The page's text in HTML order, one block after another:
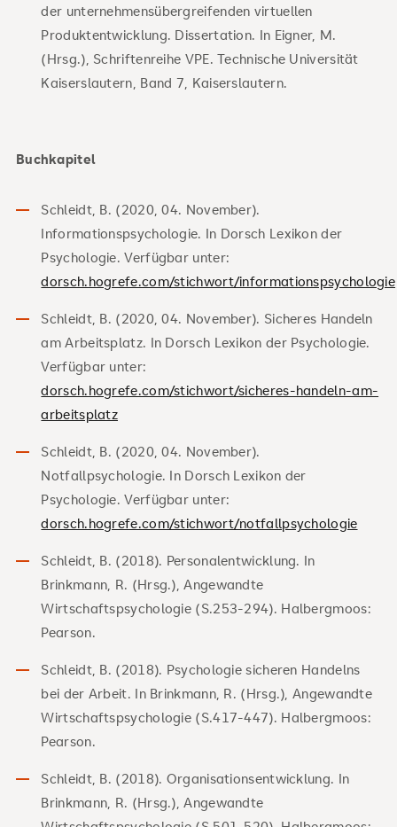
der unternehmensübergreifenden virtuellen
Produktentwicklung. Dissertation. In Eigner, M.
(Hrsg.), Schriftenreihe VPE. Technische Universität
Kaiserslautern, Band 7, Kaiserslautern.
Buchkapitel
Schleidt, B. (2020, 04. November).
Informationspsychologie. In Dorsch Lexikon der
Psychologie. Verfügbar unter:
dorsch.hogrefe.com/stichwort/informationspsychologie
Schleidt, B. (2020, 04. November). Sicheres Handeln
am Arbeitsplatz. In Dorsch Lexikon der Psychologie.
Verfügbar unter:
dorsch.hogrefe.com/stichwort/sicheres-handeln-am-
arbeitsplatz
Schleidt, B. (2020, 04. November).
Notfallpsychologie. In Dorsch Lexikon der
Psychologie. Verfügbar unter:
dorsch.hogrefe.com/stichwort/notfallpsychologie
Schleidt, B. (2018). Personalentwicklung. In
Brinkmann, R. (Hrsg.), Angewandte
Wirtschaftspsychologie (S.253-294). Halbergmoos:
Pearson.
Schleidt, B. (2018). Psychologie sicheren Handelns
bei der Arbeit. In Brinkmann, R. (Hrsg.), Angewandte
Wirtschaftspsychologie (S.417-447). Halbergmoos:
Pearson.
Schleidt, B. (2018). Organisationsentwicklung. In
Brinkmann, R. (Hrsg.), Angewandte